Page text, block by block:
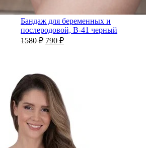
Бандаж для беременных и
послеродовой, B-41 черный
1580₽ 790 ₽